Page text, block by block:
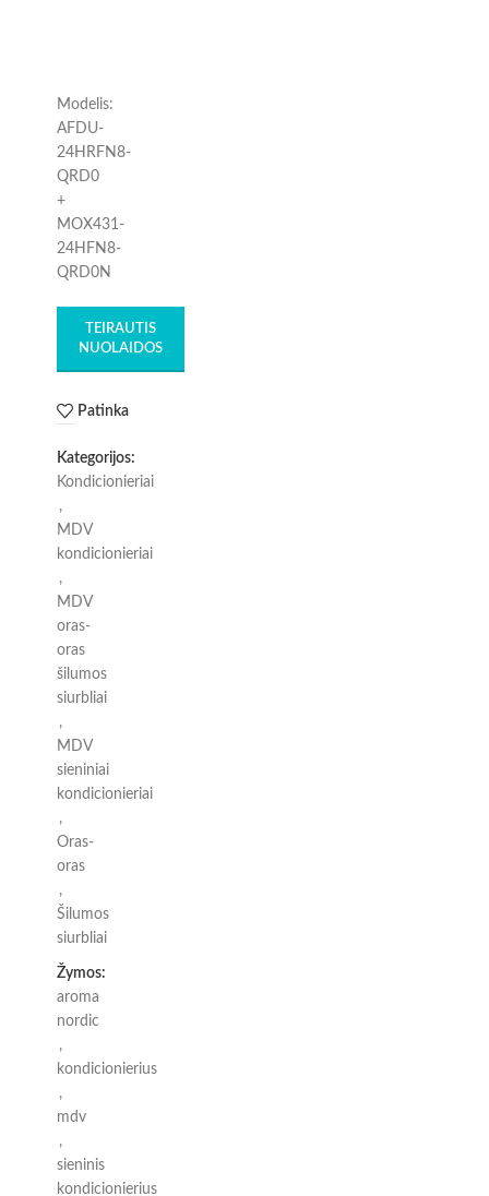
Modelis:
AFDU-
24HRFN8-
QRD0
+
MOX431-
24HFN8-
QRD0N
TEIRAUTIS
NUOLAIDOS
Patinka
Kategorijos:
Kondicionieriai
,
MDV
kondicionieriai
,
MDV
oras-
oras
šilumos
siurbliai
,
MDV
sieniniai
kondicionieriai
,
Oras-
oras
,
Šilumos
siurbliai
Žymos:
aroma
nordic
,
kondicionierius
,
mdv
,
sieninis
kondicionierius